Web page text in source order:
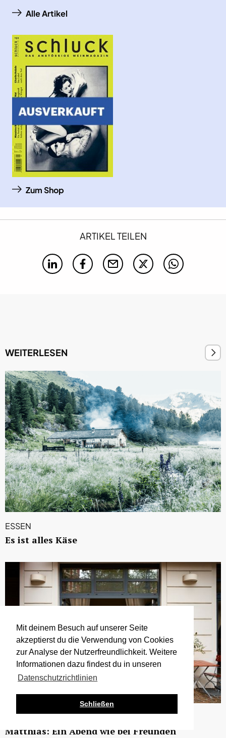
Mit deinem Besuch auf unserer Seite
akzeptierst du die Verwendung von Cookies
zur Analyse der Nutzerfreundlichkeit. Weitere
Informationen dazu findest du in unseren
Datenschutzrichtlinien
Schließen
Alle Artikel
Zum Shop
ARTIKEL TEILEN
WEITERLESEN
ESSEN
Es ist alles Käse
ESSEN
Matthias: Ein Abend wie bei Freunden